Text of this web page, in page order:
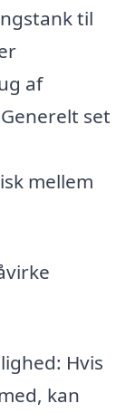
til
af
set
mellem
Hvis
kan